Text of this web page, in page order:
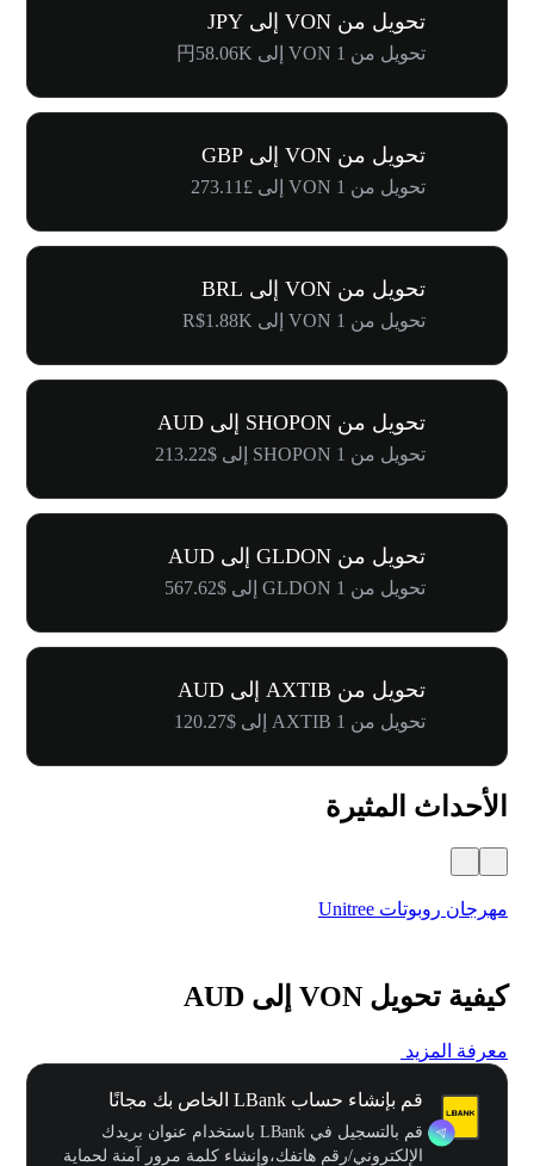
تحويل من VON إلى JPY
تحويل من 1 VON إلى 円58.06K
تحويل من VON إلى GBP
تحويل من 1 VON إلى £273.11
تحويل من VON إلى BRL
تحويل من 1 VON إلى R$1.88K
تحويل من SHOPON إلى AUD
تحويل من 1 SHOPON إلى $213.22
تحويل من GLDON إلى AUD
تحويل من 1 GLDON إلى $567.62
تحويل من AXTIB إلى AUD
تحويل من 1 AXTIB إلى $120.27
الأحداث المثيرة
مهرجان روبوتات Unitree
كيفية تحويل VON إلى AUD
معرفة المزيد
قم بإنشاء حساب LBank الخاص بك مجانًا
قم بالتسجيل في LBank باستخدام عنوان بريدك
الإلكتروني/رقم هاتفك،وإنشاء كلمة مرور آمنة لحماية